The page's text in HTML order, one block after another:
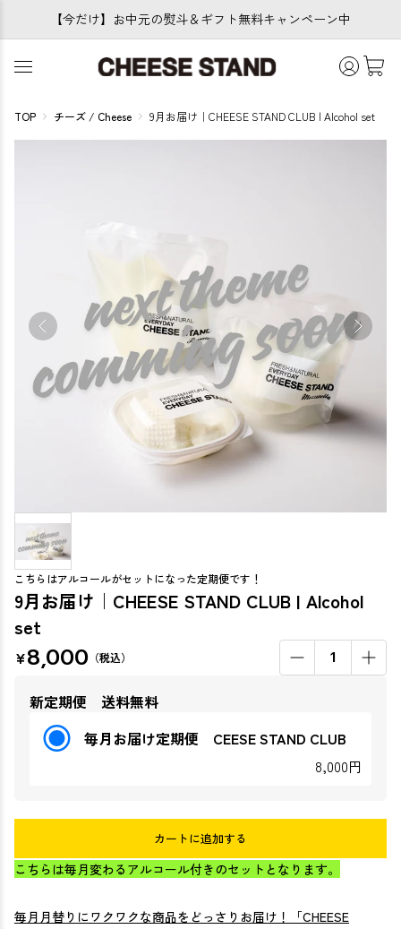
【今だけ】お中元の熨斗＆ギフト無料キャンペーン中
TOP チーズ / Cheese 9月お届け｜CHEESE STAND CLUB | Alcohol set
こちらはアルコールがセットになった定期便です！
9月お届け｜CHEESE STAND CLUB | Alcohol
set
¥8,000 （税込） 1
新定期便 送料無料
毎月お届け定期便 CEESE STAND CLUB
8,000円
カートに追加する
こちらは毎月変わるアルコール付きのセットとなります。
毎月月替りにワクワクな商品をどっさりお届け！「CHEESE